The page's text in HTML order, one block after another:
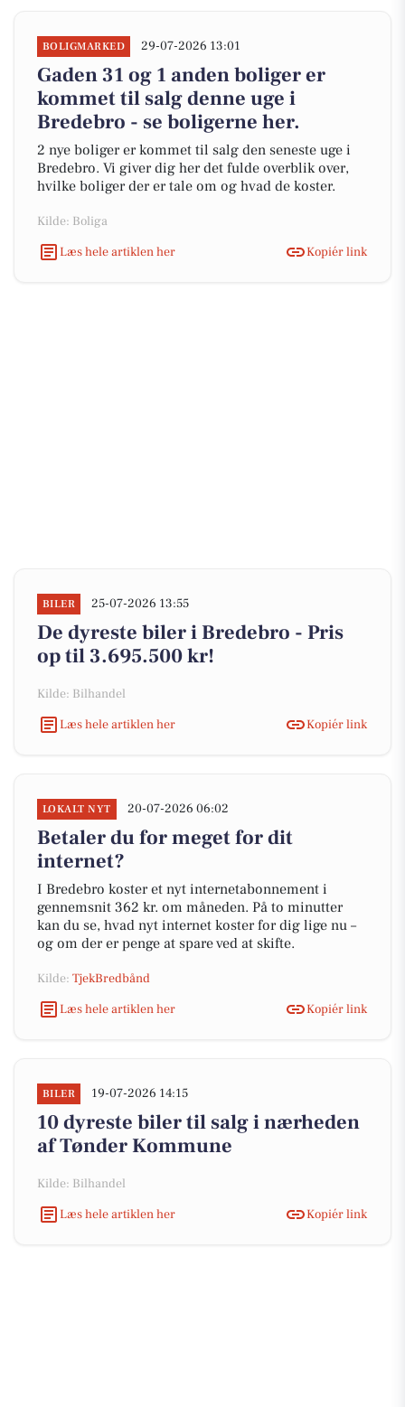
BOLIGMARKED 29-07-2026 13:01
Gaden 31 og 1 anden boliger er
kommet til salg denne uge i
Bredebro - se boligerne her.
2 nye boliger er kommet til salg den seneste uge i
Bredebro. Vi giver dig her det fulde overblik over,
hvilke boliger der er tale om og hvad de koster.
Kilde: Boliga
Læs hele artiklen her
Kopiér link
BILER 25-07-2026 13:55
De dyreste biler i Bredebro - Pris
op til 3.695.500 kr!
Kilde: Bilhandel
Læs hele artiklen her
Kopiér link
LOKALT NYT 20-07-2026 06:02
Betaler du for meget for dit
internet?
I Bredebro koster et nyt internetabonnement i
gennemsnit 362 kr. om måneden. På to minutter
kan du se, hvad nyt internet koster for dig lige nu –
og om der er penge at spare ved at skifte.
Kilde: TjekBredbånd
Læs hele artiklen her
Kopiér link
BILER 19-07-2026 14:15
10 dyreste biler til salg i nærheden
af Tønder Kommune
Kilde: Bilhandel
Læs hele artiklen her
Kopiér link